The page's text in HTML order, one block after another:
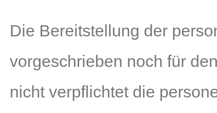
Die Bereitstellung der
vorgeschrieben noch für
nicht verpflichtet die